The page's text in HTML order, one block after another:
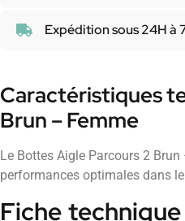
Expédition sous 24H à
Caractéristiques
Brun – Femme
Le Bottes Aigle Parcours 2
performances optimales dans
Fiche technique